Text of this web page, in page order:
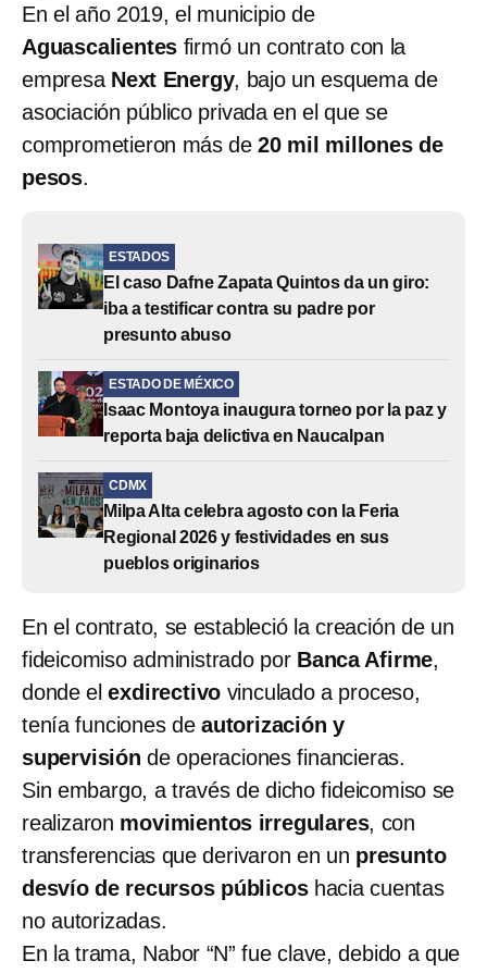
En el año 2019, el municipio de
Aguascalientes firmó un contrato con la
empresa Next Energy, bajo un esquema de
asociación público privada en el que se
comprometieron más de20 mil millones de
pesos.
ESTADOS
El caso Dafne Zapata Quintos da un giro:
iba a testificar contra su padre por
presunto abuso
ESTADO DE MÉXICO
Isaac Montoya inaugura torneo por la paz y
reporta baja delictiva en Naucalpan
CDMX
Milpa Alta celebra agosto con la Feria
Regional 2026 y festividades en sus
pueblos originarios
En el contrato, se estableció la creación de un
fideicomiso administrado por Banca Afirme,
donde elexdirectivo vinculado a proceso,
tenía funciones deautorización y
supervisión de operaciones financieras.
Sin embargo, a través de dicho fideicomiso se
realizaron movimientos irregulares, con
transferencias que derivaron en un presunto
desvío de recursos públicoshacia cuentas
no autorizadas.
En la trama, Nabor “N” fue clave, debido a que